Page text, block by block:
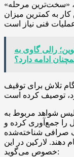
«سخت‌ترین مرحله»
کار به کمترین میزان
رالی گاوی به
ادامه دارد؟
تلاش برای توقیف
شواهد مربوط به
را جمع‌آوری کرده و
صرافی شناخته‌شده
دهند. لارکین در این
خصوص می‌گوید: